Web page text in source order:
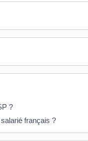
?
français ?